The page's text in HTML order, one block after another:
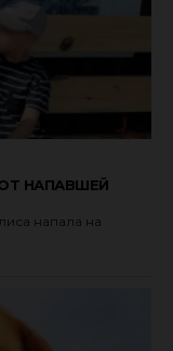
НАПАВШЕЙ
напала на